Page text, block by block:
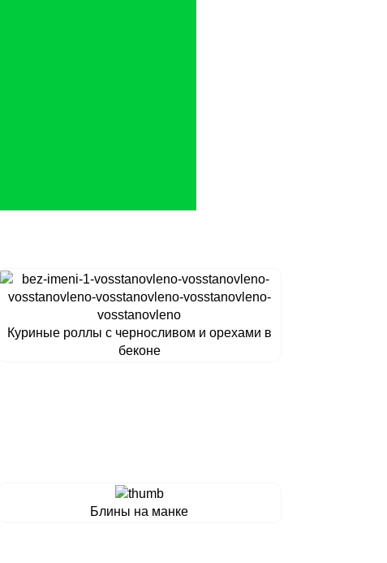
Куриные роллы с черносливом и орехами в
беконе
Блины на манке